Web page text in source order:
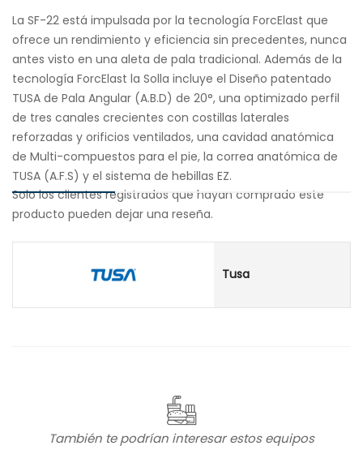
La SF-22 está impulsada por la tecnología ForcElast que
ofrece un rendimiento y eficiencia sin precedentes, nunca
antes visto en una aleta de pala tradicional. Además de la
tecnología ForcElast la Solla incluye el Diseño patentado
TUSA de Pala Angular (A.B.D) de 20°, una optimizado perfil
de tres canales crecientes con costillas laterales
reforzadas y orificios ventilados, una cavidad anatómica
de Multi-compuestos para el pie, la correa anatómica de
TUSA (A.F.S) y el sistema de hebillas EZ.
Solo los clientes registrados que hayan comprado este
producto pueden dejar una reseña.
Tusa
También te podrían interesar estos equipos